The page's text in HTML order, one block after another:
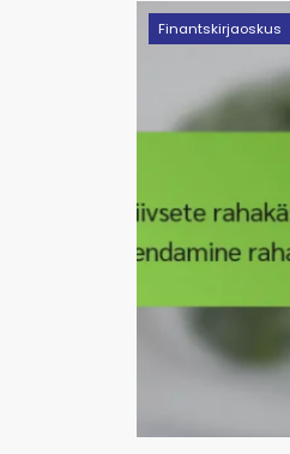
Finantskirjaoskus